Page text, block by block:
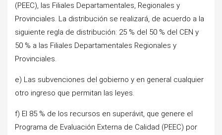
(PEEC), las Filiales Departamentales, Regionales y
Provinciales. La distribución se realizará, de acuerdo a la
siguiente regla de distribución: 25 % del 50 % del CEN y
50 % a las Filiales Departamentales Regionales y
Provinciales.
e) Las subvenciones del gobierno y en general cualquier
otro ingreso que permitan las leyes.
f) El 85 % de los recursos en superávit, que genere el
Programa de Evaluación Externa de Calidad (PEEC) por